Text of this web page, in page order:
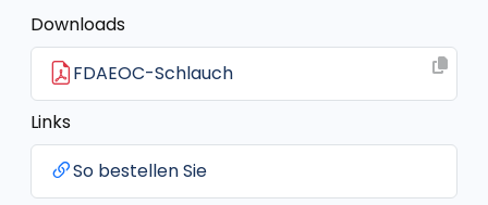
Downloads
FDAEOC-Schlauch
Links
So bestellen Sie